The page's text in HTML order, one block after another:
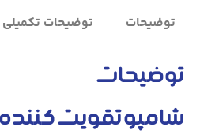
توضیحات توضیحات تکمیلی
توضیحات
شامپو تقویت